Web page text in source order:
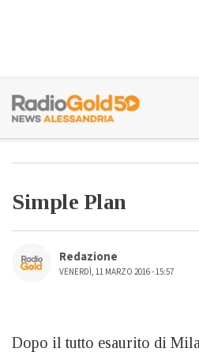
Simple Plan
Redazione
VENERDÌ, 11 MARZO 2016 - 15:57
Dopo il tutto esaurito di